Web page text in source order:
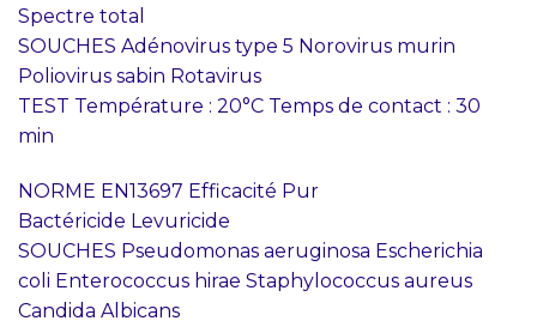
Spectre total
SOUCHES Adénovirus type 5 Norovirus murin
Poliovirus sabin Rotavirus
TEST Température : 20°C Temps de contact : 30
min
NORME EN13697 Efficacité Pur
Bactéricide Levuricide
SOUCHES Pseudomonas aeruginosa Escherichia
coli Enterococcus hirae Staphylococcus aureus
Candida Albicans